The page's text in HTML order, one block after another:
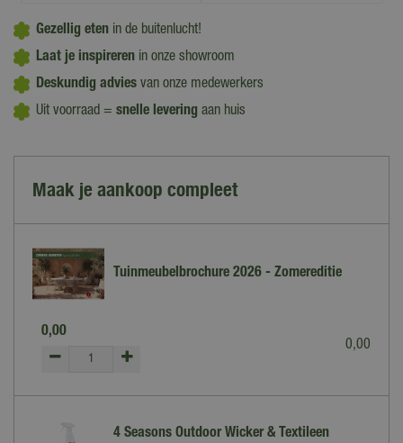
Gezellig eten in de buitenlucht!
Laat je inspireren in onze showroom
Deskundig advies van onze medewerkers
Uit voorraad = snelle levering aan huis
Maak je aankoop compleet
Tuinmeubelbrochure 2026 - Zomereditie
0,00
0,00
4 Seasons Outdoor Wicker & Textileen